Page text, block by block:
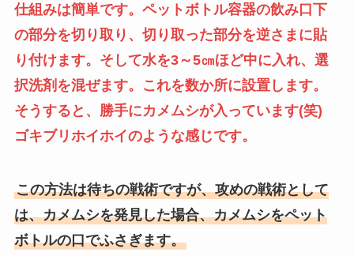
仕組みは簡単です。ペットボトル容器の飲み口下
の部分を切り取り、切り取った部分を逆さまに貼
り付けます。そして水を3～5㎝ほど中に入れ、選
択洗剤を混ぜます。これを数か所に設置します。
そうすると、勝手にカメムシが入っています(笑)
ゴキブリホイホイのような感じです。
この方法は待ちの戦術ですが、攻めの戦術として
は、カメムシを発見した場合、カメムシをペット
ボトルの口でふさぎます。